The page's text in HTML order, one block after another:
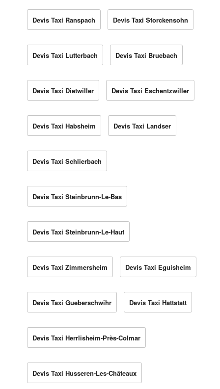
Devis Taxi Ranspach Devis Taxi Storckensohn
Devis Taxi Lutterbach Devis Taxi Bruebach
Devis Taxi Dietwiller Devis Taxi Eschentzwiller
Devis Taxi Habsheim Devis Taxi Landser
Devis Taxi Schlierbach
Devis Taxi Steinbrunn-Le-Bas
Devis Taxi Steinbrunn-Le-Haut
Devis Taxi Zimmersheim Devis Taxi Eguisheim
Devis Taxi Gueberschwihr Devis Taxi Hattstatt
Devis Taxi Herrlisheim-Près-Colmar
Devis Taxi Husseren-Les-Châteaux